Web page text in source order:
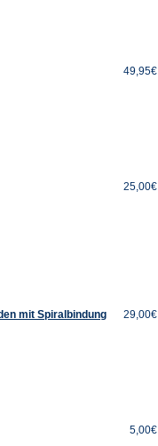
49,95€
25,00€
mit Spiralbindung
29,00€
5,00€